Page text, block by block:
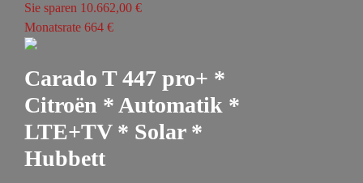
Sie sparen 10.662,00 €
Monatsrate 664 €
Carado T 447 pro+ *
Citroën * Automatik *
LTE+TV * Solar *
Hubbett